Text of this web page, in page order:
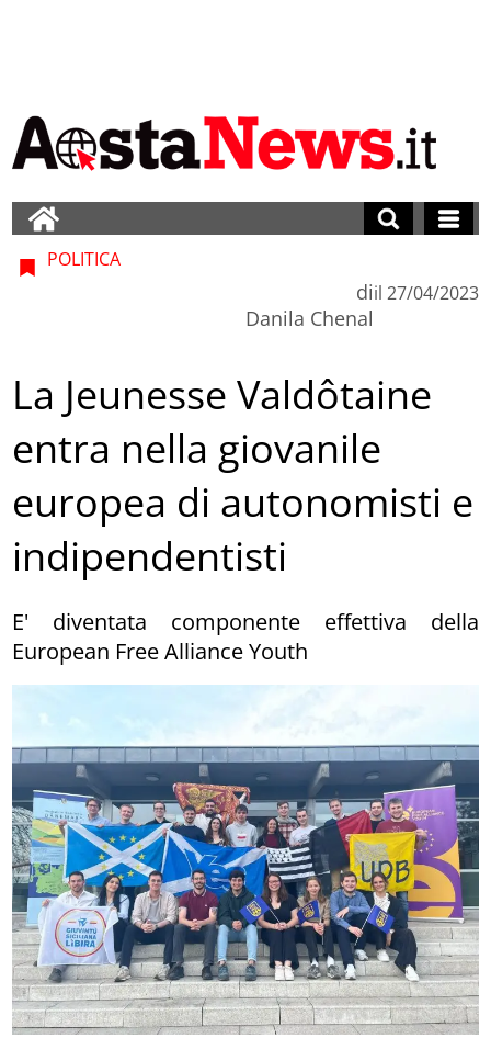
POLITICA
di
Danila Chenal
il 27/04/2023
La Jeunesse Valdôtaine
entra nella giovanile
europea di autonomisti e
indipendentisti
E' diventata componente effettiva della
European Free Alliance Youth